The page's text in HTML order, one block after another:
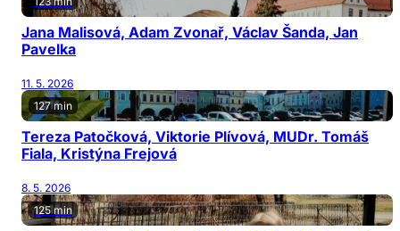
Jana Malisová, Adam Zvonař, Václav Šanda, Jan
Pavelka
11. 5. 2026
127 min
Tereza Patočková, Viktorie Plívová, MUDr. Tomáš
Fiala, Kristýna Frejová
8. 5. 2026
125 min